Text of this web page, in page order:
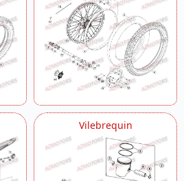
Vilebrequin